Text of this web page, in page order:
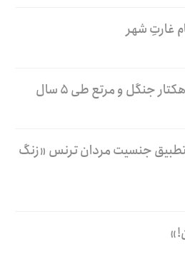
غارتِ شهر
جنسیت مردان ترنس «زنگ